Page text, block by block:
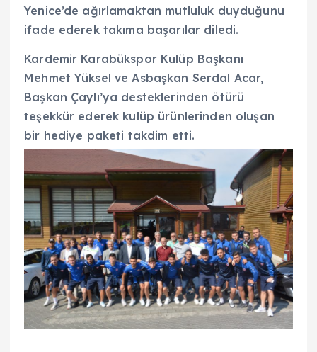
Yenice’de ağırlamaktan mutluluk duyduğunu
ifade ederek takıma başarılar diledi.
Kardemir Karabükspor Kulüp Başkanı
Mehmet Yüksel ve Asbaşkan Serdal Acar,
Başkan Çaylı’ya desteklerinden ötürü
teşekkür ederek kulüp ürünlerinden oluşan
bir hediye paketi takdim etti.